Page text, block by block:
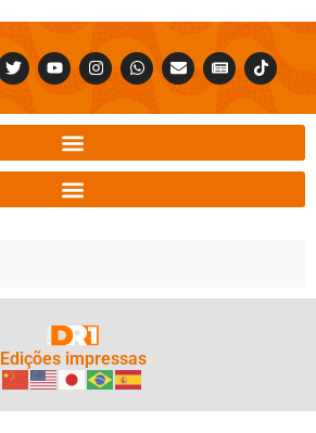
Edições impressas